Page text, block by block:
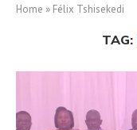
Home » Félix Tshisekedi
TAG: